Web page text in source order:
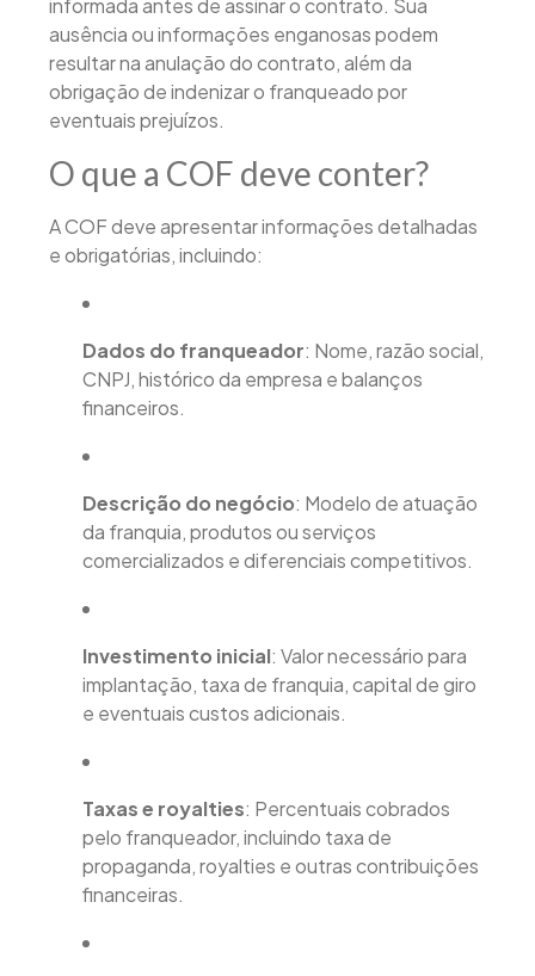
informada antes de assinar o contrato. Sua
ausência ou informações enganosas podem
resultar na anulação do contrato, além da
obrigação de indenizar o franqueado por
eventuais prejuízos.
O que a COF deve conter?
A COF deve apresentar informações detalhadas
e obrigatórias, incluindo:
Dados do franqueador: Nome, razão social,
CNPJ, histórico da empresa e balanços
financeiros.
Descrição do negócio: Modelo de atuação
da franquia, produtos ou serviços
comercializados e diferenciais competitivos.
Investimento inicial: Valor necessário para
implantação, taxa de franquia, capital de giro
e eventuais custos adicionais.
Taxas e royalties: Percentuais cobrados
pelo franqueador, incluindo taxa de
propaganda, royalties e outras contribuições
financeiras.